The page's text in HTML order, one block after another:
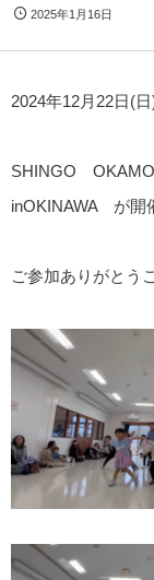
2025年1月16日
2024年12月22日(日
SHINGO
inOKINAWA が開
ご参加ありがとう